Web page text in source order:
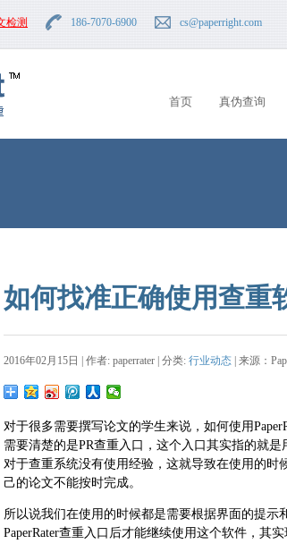
检测 186-7070-6900 cs@paperright.com
首页
真伪查询
如何找准正确使用查重
2016年02月15日 | 作者: paperrater | 分类: 行业动态 | 来源：
对于很多需要撰写论文的学生来说，如何使用
需要清楚的是PR查重入口，这个入口其实指的就
对于查重系统没有使用经验，这就导致在使用的时
己的论文不能按时完成。
所以说我们在使用的时候都是需要根据界面的提
PaperRater查重入口后才能继续使用这个软件，其